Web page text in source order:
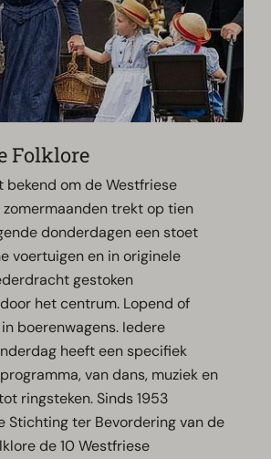
Folklore
bekend om de Westfriese
zomermaanden trekt op tien
donderdagen een stoet
voertuigen en in originele
gestoken
het centrum. Lopend of
boerenwagens. Iedere
heeft een specifiek
van dans, muziek en
ringsteken.‍ Sinds 1953
Stichting ter Bevordering van de
de 10 Westfriese